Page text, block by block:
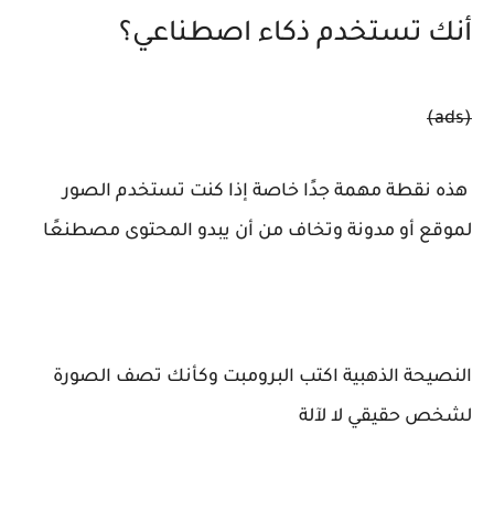
أنك تستخدم ذكاء اصطناعي؟
(ads)
هذه نقطة مهمة جدًا خاصة إذا كنت تستخدم الصور
لموقع أو مدونة وتخاف من أن يبدو المحتوى مصطنعًا
النصيحة الذهبية اكتب البرومبت وكأنك تصف الصورة
لشخص حقيقي لا لآلة